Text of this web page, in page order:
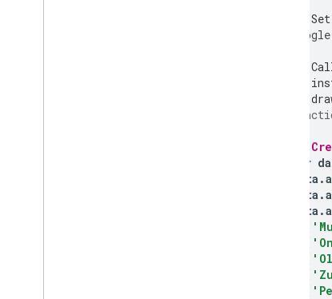
//
google
//
//
//
//
var
data .
data .
data .